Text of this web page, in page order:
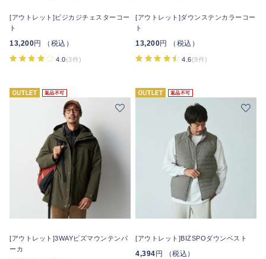
[アウトレット]ビジカジチェスターコー
ト
13,200円 （税込）
4.0(3件)
[アウトレット]ダウンステンカラーコー
ト
13,200円 （税込）
4.6(9件)
返品不可
[アウトレット]3WAYビズマウンテンパ
ーカ
返品不可
[アウトレット]BIZSPOダウンベスト
4,394 円 （税込）